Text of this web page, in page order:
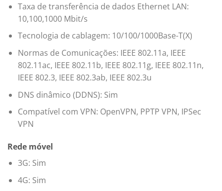
Taxa de transferência de dados Ethernet LAN:
10,100,1000 Mbit/s
Tecnologia de cablagem: 10/100/1000Base-T(X)
Normas de Comunicações: IEEE 802.11a, IEEE
802.11ac, IEEE 802.11b, IEEE 802.11g, IEEE 802.11n,
IEEE 802.3, IEEE 802.3ab, IEEE 802.3u
DNS dinâmico (DDNS): Sim
Compatível com VPN: OpenVPN, PPTP VPN, IPSec
VPN
Rede móvel
3G: Sim
4G: Sim